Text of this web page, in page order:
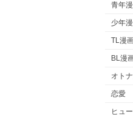
青年
少年
TL漫
BL漫
オト
恋愛
ヒュ